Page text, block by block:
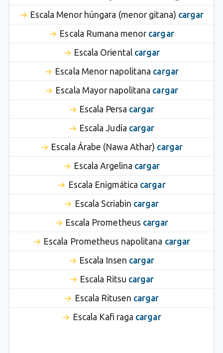
Escala Menor húngara (menor gitana) cargar
Escala Rumana menor cargar
Escala Oriental cargar
Escala Menor napolitana cargar
Escala Mayor napolitana cargar
Escala Persa cargar
Escala Judía cargar
Escala Árabe (Nawa Athar) cargar
Escala Argelina cargar
Escala Enigmática cargar
Escala Scriabin cargar
Escala Prometheus cargar
Escala Prometheus napolitana cargar
Escala Insen cargar
Escala Ritsu cargar
Escala Ritusen cargar
Escala Kafi raga cargar